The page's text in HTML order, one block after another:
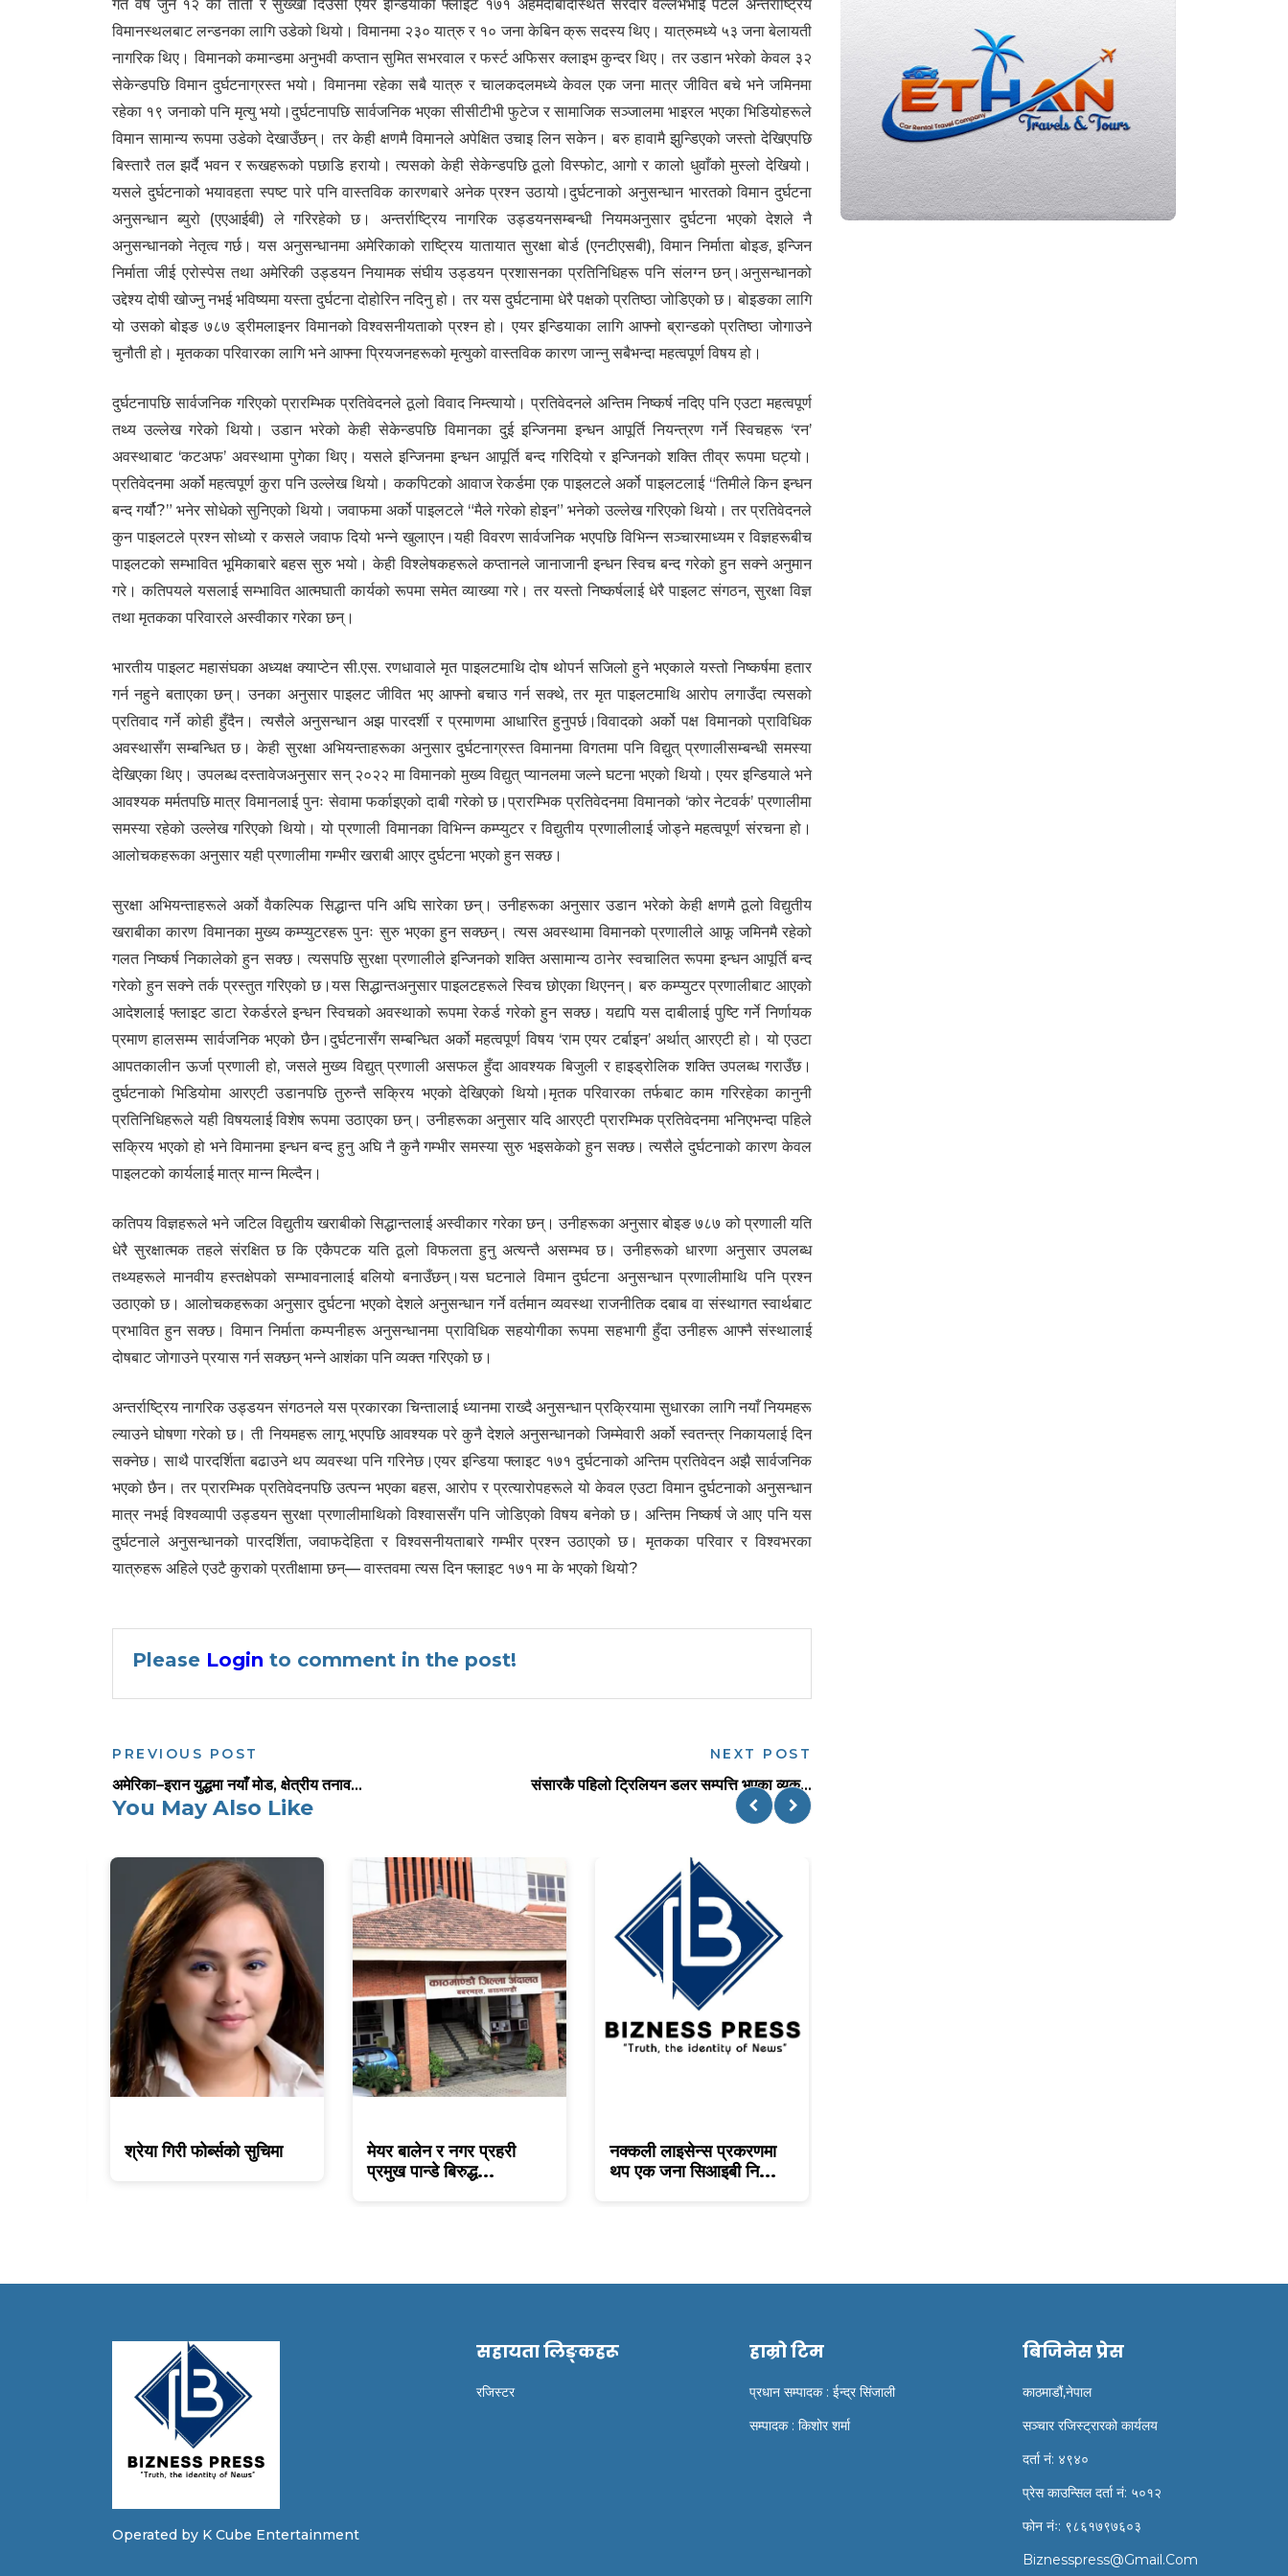
गत वर्ष जुन १२ को तातो र सुख्खा दिउँसो एयर इन्डियाको फ्लाइट १७१ अहमदाबादस्थित सरदार वल्लभभाई पटेल अन्तर्राष्ट्रिय
विमानस्थलबाट लन्डनका लागि उडेको थियो। विमानमा २३० यात्रु र १० जना केबिन क्रू सदस्य थिए। यात्रुमध्ये ५३ जना बेलायती
नागरिक थिए। विमानको कमान्डमा अनुभवी कप्तान सुमित सभरवाल र फर्स्ट अफिसर क्लाइभ कुन्दर थिए। तर उडान भरेको केवल ३२
सेकेन्डपछि विमान दुर्घटनाग्रस्त भयो। विमानमा रहेका सबै यात्रु र चालकदलमध्ये केवल एक जना मात्र जीवित बचे भने जमिनमा
रहेका १९ जनाको पनि मृत्यु भयो।दुर्घटनापछि सार्वजनिक भएका सीसीटीभी फुटेज र सामाजिक सञ्जालमा भाइरल भएका भिडियोहरूले
विमान सामान्य रूपमा उडेको देखाउँछन्। तर केही क्षणमै विमानले अपेक्षित उचाइ लिन सकेन। बरु हावामै झुन्डिएको जस्तो देखिएपछि
बिस्तारै तल झर्दै भवन र रूखहरूको पछाडि हरायो। त्यसको केही सेकेन्डपछि ठूलो विस्फोट, आगो र कालो धुवाँको मुस्लो देखियो।
यसले दुर्घटनाको भयावहता स्पष्ट पारे पनि वास्तविक कारणबारे अनेक प्रश्न उठायो।दुर्घटनाको अनुसन्धान भारतको विमान दुर्घटना
अनुसन्धान ब्युरो (एएआईबी) ले गरिरहेको छ। अन्तर्राष्ट्रिय नागरिक उड्डयनसम्बन्धी नियमअनुसार दुर्घटना भएको देशले नै
अनुसन्धानको नेतृत्व गर्छ। यस अनुसन्धानमा अमेरिकाको राष्ट्रिय यातायात सुरक्षा बोर्ड (एनटीएसबी), विमान निर्माता बोइङ, इन्जिन
निर्माता जीई एरोस्पेस तथा अमेरिकी उड्डयन नियामक संघीय उड्डयन प्रशासनका प्रतिनिधिहरू पनि संलग्न छन्।अनुसन्धानको
उद्देश्य दोषी खोज्नु नभई भविष्यमा यस्ता दुर्घटना दोहोरिन नदिनु हो। तर यस दुर्घटनामा धेरै पक्षको प्रतिष्ठा जोडिएको छ। बोइङका लागि
यो उसको बोइङ ७८७ ड्रीमलाइनर विमानको विश्वसनीयताको प्रश्न हो। एयर इन्डियाका लागि आफ्नो ब्रान्डको प्रतिष्ठा जोगाउने
चुनौती हो। मृतकका परिवारका लागि भने आफ्ना प्रियजनहरूको मृत्युको वास्तविक कारण जान्नु सबैभन्दा महत्वपूर्ण विषय हो।
दुर्घटनापछि सार्वजनिक गरिएको प्रारम्भिक प्रतिवेदनले ठूलो विवाद निम्त्यायो। प्रतिवेदनले अन्तिम निष्कर्ष नदिए पनि एउटा महत्वपूर्ण
तथ्य उल्लेख गरेको थियो। उडान भरेको केही सेकेन्डपछि विमानका दुई इन्जिनमा इन्धन आपूर्ति नियन्त्रण गर्ने स्विचहरू ‘रन’
अवस्थाबाट ‘कटअफ’ अवस्थामा पुगेका थिए। यसले इन्जिनमा इन्धन आपूर्ति बन्द गरिदियो र इन्जिनको शक्ति तीव्र रूपमा घट्यो।
प्रतिवेदनमा अर्को महत्वपूर्ण कुरा पनि उल्लेख थियो। ककपिटको आवाज रेकर्डमा एक पाइलटले अर्को पाइलटलाई “तिमीले किन इन्धन
बन्द गर्यौ?” भनेर सोधेको सुनिएको थियो। जवाफमा अर्को पाइलटले “मैले गरेको होइन” भनेको उल्लेख गरिएको थियो। तर प्रतिवेदनले
कुन पाइलटले प्रश्न सोध्यो र कसले जवाफ दियो भन्ने खुलाएन।यही विवरण सार्वजनिक भएपछि विभिन्न सञ्चारमाध्यम र विज्ञहरूबीच
पाइलटको सम्भावित भूमिकाबारे बहस सुरु भयो। केही विश्लेषकहरूले कप्तानले जानाजानी इन्धन स्विच बन्द गरेको हुन सक्ने अनुमान
गरे। कतिपयले यसलाई सम्भावित आत्मघाती कार्यको रूपमा समेत व्याख्या गरे। तर यस्तो निष्कर्षलाई धेरै पाइलट संगठन, सुरक्षा विज्ञ
तथा मृतकका परिवारले अस्वीकार गरेका छन्।
भारतीय पाइलट महासंघका अध्यक्ष क्याप्टेन सी.एस. रणधावाले मृत पाइलटमाथि दोष थोपर्न सजिलो हुने भएकाले यस्तो निष्कर्षमा हतार
गर्न नहुने बताएका छन्। उनका अनुसार पाइलट जीवित भए आफ्नो बचाउ गर्न सक्थे, तर मृत पाइलटमाथि आरोप लगाउँदा त्यसको
प्रतिवाद गर्ने कोही हुँदैन। त्यसैले अनुसन्धान अझ पारदर्शी र प्रमाणमा आधारित हुनुपर्छ।विवादको अर्को पक्ष विमानको प्राविधिक
अवस्थासँग सम्बन्धित छ। केही सुरक्षा अभियन्ताहरूका अनुसार दुर्घटनाग्रस्त विमानमा विगतमा पनि विद्युत् प्रणालीसम्बन्धी समस्या
देखिएका थिए। उपलब्ध दस्तावेजअनुसार सन् २०२२ मा विमानको मुख्य विद्युत् प्यानलमा जल्ने घटना भएको थियो। एयर इन्डियाले भने
आवश्यक मर्मतपछि मात्र विमानलाई पुनः सेवामा फर्काइएको दाबी गरेको छ।प्रारम्भिक प्रतिवेदनमा विमानको ‘कोर नेटवर्क’ प्रणालीमा
समस्या रहेको उल्लेख गरिएको थियो। यो प्रणाली विमानका विभिन्न कम्प्युटर र विद्युतीय प्रणालीलाई जोड्ने महत्वपूर्ण संरचना हो।
आलोचकहरूका अनुसार यही प्रणालीमा गम्भीर खराबी आएर दुर्घटना भएको हुन सक्छ।
सुरक्षा अभियन्ताहरूले अर्को वैकल्पिक सिद्धान्त पनि अघि सारेका छन्। उनीहरूका अनुसार उडान भरेको केही क्षणमै ठूलो विद्युतीय
खराबीका कारण विमानका मुख्य कम्प्युटरहरू पुनः सुरु भएका हुन सक्छन्। त्यस अवस्थामा विमानको प्रणालीले आफू जमिनमै रहेको
गलत निष्कर्ष निकालेको हुन सक्छ। त्यसपछि सुरक्षा प्रणालीले इन्जिनको शक्ति असामान्य ठानेर स्वचालित रूपमा इन्धन आपूर्ति बन्द
गरेको हुन सक्ने तर्क प्रस्तुत गरिएको छ।यस सिद्धान्तअनुसार पाइलटहरूले स्विच छोएका थिएनन्। बरु कम्प्युटर प्रणालीबाट आएको
आदेशलाई फ्लाइट डाटा रेकर्डरले इन्धन स्विचको अवस्थाको रूपमा रेकर्ड गरेको हुन सक्छ। यद्यपि यस दाबीलाई पुष्टि गर्ने निर्णायक
प्रमाण हालसम्म सार्वजनिक भएको छैन।दुर्घटनासँग सम्बन्धित अर्को महत्वपूर्ण विषय ‘राम एयर टर्बाइन’ अर्थात् आरएटी हो। यो एउटा
आपतकालीन ऊर्जा प्रणाली हो, जसले मुख्य विद्युत् प्रणाली असफल हुँदा आवश्यक बिजुली र हाइड्रोलिक शक्ति उपलब्ध गराउँछ।
दुर्घटनाको भिडियोमा आरएटी उडानपछि तुरुन्तै सक्रिय भएको देखिएको थियो।मृतक परिवारका तर्फबाट काम गरिरहेका कानुनी
प्रतिनिधिहरूले यही विषयलाई विशेष रूपमा उठाएका छन्। उनीहरूका अनुसार यदि आरएटी प्रारम्भिक प्रतिवेदनमा भनिएभन्दा पहिले
सक्रिय भएको हो भने विमानमा इन्धन बन्द हुनु अघि नै कुनै गम्भीर समस्या सुरु भइसकेको हुन सक्छ। त्यसैले दुर्घटनाको कारण केवल
पाइलटको कार्यलाई मात्र मान्न मिल्दैन।
कतिपय विज्ञहरूले भने जटिल विद्युतीय खराबीको सिद्धान्तलाई अस्वीकार गरेका छन्। उनीहरूका अनुसार बोइङ ७८७ को प्रणाली यति
धेरै सुरक्षात्मक तहले संरक्षित छ कि एकैपटक यति ठूलो विफलता हुनु अत्यन्तै असम्भव छ। उनीहरूको धारणा अनुसार उपलब्ध
तथ्यहरूले मानवीय हस्तक्षेपको सम्भावनालाई बलियो बनाउँछन्।यस घटनाले विमान दुर्घटना अनुसन्धान प्रणालीमाथि पनि प्रश्न
उठाएको छ। आलोचकहरूका अनुसार दुर्घटना भएको देशले अनुसन्धान गर्ने वर्तमान व्यवस्था राजनीतिक दबाब वा संस्थागत स्वार्थबाट
प्रभावित हुन सक्छ। विमान निर्माता कम्पनीहरू अनुसन्धानमा प्राविधिक सहयोगीका रूपमा सहभागी हुँदा उनीहरू आफ्नै संस्थालाई
दोषबाट जोगाउने प्रयास गर्न सक्छन् भन्ने आशंका पनि व्यक्त गरिएको छ।
अन्तर्राष्ट्रिय नागरिक उड्डयन संगठनले यस प्रकारका चिन्तालाई ध्यानमा राख्दै अनुसन्धान प्रक्रियामा सुधारका लागि नयाँ नियमहरू
ल्याउने घोषणा गरेको छ। ती नियमहरू लागू भएपछि आवश्यक परे कुनै देशले अनुसन्धानको जिम्मेवारी अर्को स्वतन्त्र निकायलाई दिन
सक्नेछ। साथै पारदर्शिता बढाउने थप व्यवस्था पनि गरिनेछ।एयर इन्डिया फ्लाइट १७१ दुर्घटनाको अन्तिम प्रतिवेदन अझै सार्वजनिक
भएको छैन। तर प्रारम्भिक प्रतिवेदनपछि उत्पन्न भएका बहस, आरोप र प्रत्यारोपहरूले यो केवल एउटा विमान दुर्घटनाको अनुसन्धान
मात्र नभई विश्वव्यापी उड्डयन सुरक्षा प्रणालीमाथिको विश्वाससँग पनि जोडिएको विषय बनेको छ। अन्तिम निष्कर्ष जे आए पनि यस
दुर्घटनाले अनुसन्धानको पारदर्शिता, जवाफदेहिता र विश्वसनीयताबारे गम्भीर प्रश्न उठाएको छ। मृतकका परिवार र विश्वभरका
यात्रुहरू अहिले एउटै कुराको प्रतीक्षामा छन्— वास्तवमा त्यस दिन फ्लाइट १७१ मा के भएको थियो?
Please Login to comment in the post!
PREVIOUS POST
अमेरिका–इरान युद्धमा नयाँ मोड, क्षेत्रीय तनाव...
NEXT POST
संसारकै पहिलो ट्रिलियन डलर सम्पत्ति भएका व्यक...
You May Also Like
श्रेया गिरी फोर्ब्सको सुचिमा
मेयर बालेन र नगर प्रहरी
प्रमुख पान्डे बिरुद्ध...
नक्कली लाइसेन्स प्रकरणमा
थप एक जना सिआइबी नि...
Operated by K Cube Entertainment
सहायता लिङ्कहरू
रजिस्टर
हाम्रो टिम
प्रधान सम्पादक : ईन्द्र सिंजाली
सम्पादक : किशोर शर्मा
बिजिनेस प्रेस
काठमाडौं,नेपाल
सञ्चार रजिस्ट्रारको कार्यलय
दर्ता नं: ४९४०
प्रेस काउन्सिल दर्ता नं: ५०१२
फोन नंः: ९८६१७९७६०३
Biznesspress@gmail.com